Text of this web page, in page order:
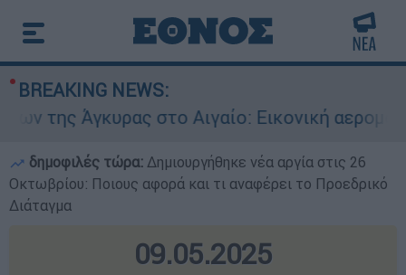
BREAKING NEWS:
στο Αιγαίο: Εικονική αερομαχία ανάμεσα σε
δημοφιλές τώρα: Δημιουργήθηκε νέα αργία στις 26
Οκτωβρίου: Ποιους αφορά και τι αναφέρει το Προεδρικό
Διάταγμα
09.05.2025